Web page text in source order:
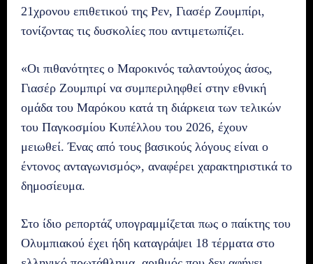
21χρονου επιθετικού της Ρεν, Γιασέρ Ζουμπίρι,
τονίζοντας τις δυσκολίες που αντιμετωπίζει.
«Οι πιθανότητες ο Μαροκινός ταλαντούχος άσος,
Γιασέρ Ζουμπιρί να συμπεριληφθεί στην εθνική
ομάδα του Μαρόκου κατά τη διάρκεια των τελικών
του Παγκοσμίου Κυπέλλου του 2026, έχουν
μειωθεί. Ένας από τους βασικούς λόγους είναι ο
έντονος ανταγωνισμός», αναφέρει χαρακτηριστικά το
δημοσίευμα.
Στο ίδιο ρεπορτάζ υπογραμμίζεται πως ο παίκτης του
Ολυμπιακού έχει ήδη καταγράψει 18 τέρματα στο